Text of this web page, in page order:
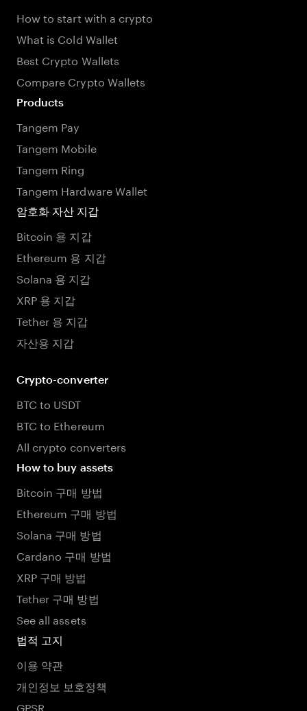
How to start with a crypto
What is Cold Wallet
Best Crypto Wallets
Compare Crypto Wallets
Products
Tangem Pay
Tangem Mobile
Tangem Ring
Tangem Hardware Wallet
암호화 자산 지갑
Bitcoin 용 지갑
Ethereum 용 지갑
Solana 용 지갑
XRP 용 지갑
Tether 용 지갑
자산용 지갑
Crypto-converter
BTC to USDT
BTC to Ethereum
All crypto converters
How to buy assets
Bitcoin 구매 방법
Ethereum 구매 방법
Solana 구매 방법
Cardano 구매 방법
XRP 구매 방법
Tether 구매 방법
See all assets
법적 고지
이용 약관
개인정보 보호정책
GPSR